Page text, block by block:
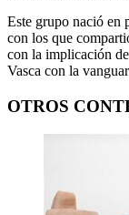
Este grupo nació en
con los que
con la implicación
Vasca con la
OTROS